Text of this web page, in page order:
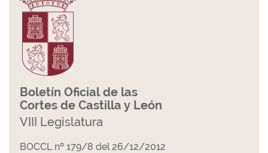
Boletín Oficial de las
Cortes de Castilla y León
VIII Legislatura
BOCCL nº 179/8 del 26/12/2012